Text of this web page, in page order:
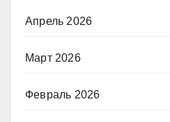
Апрель 2026
Март 2026
Февраль 2026